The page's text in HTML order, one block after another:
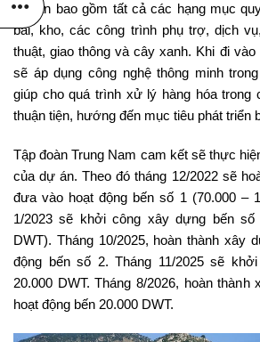
Dự án bao gồm tất cả các hạng mục
bãi, kho, các công trình phụ trợ, dịch
thuật, giao thông và cây xanh. Khi đi vào
sẽ áp dụng công nghệ thông minh
giúp cho quá trình xử lý hàng hóa trong
thuận tiện, hướng đến mục tiêu phát triển
Tập đoàn Trung Nam cam kết sẽ thực
của dự án. Theo đó tháng 12/2022 sẽ
đưa vào hoạt động bến số 1 (70.000 –
1/2023 sẽ khởi công xây dựng bến số
DWT). Tháng 10/2025, hoàn thành xây
động bến số 2. Tháng 11/2025 sẽ
20.000 DWT. Tháng 8/2026, hoàn
hoạt động bến 20.000 DWT.